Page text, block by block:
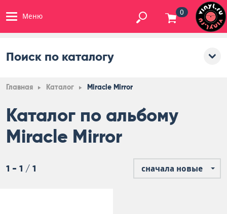
Меню 0
Поиск по каталогу
Главная Каталог Miracle Mirror
Каталог по альбому
Miracle Mirror
1 - 1 / 1 сначала новые